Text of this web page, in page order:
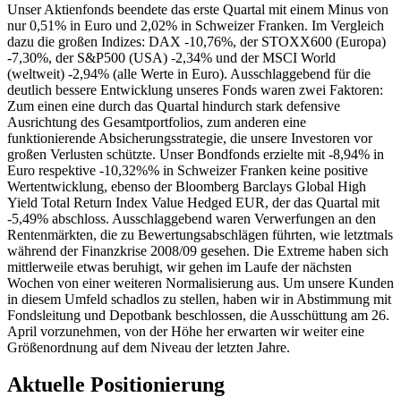
Unser Aktienfonds beendete das erste Quartal mit einem Minus von
nur 0,51% in Euro und 2,02% in Schweizer Franken. Im Vergleich
dazu die großen Indizes: DAX -10,76%, der STOXX600 (Europa)
-7,30%, der S&P500 (USA) -2,34% und der MSCI World
(weltweit) -2,94% (alle Werte in Euro). Ausschlaggebend für die
deutlich bessere Entwicklung unseres Fonds waren zwei Faktoren:
Zum einen eine durch das Quartal hindurch stark defensive
Ausrichtung des Gesamtportfolios, zum anderen eine
funktionierende Absicherungsstrategie, die unsere Investoren vor
großen Verlusten schützte. Unser Bondfonds erzielte mit -8,94% in
Euro respektive -10,32%% in Schweizer Franken keine positive
Wertentwicklung, ebenso der Bloomberg Barclays Global High
Yield Total Return Index Value Hedged EUR, der das Quartal mit
-5,49% abschloss. Ausschlaggebend waren Verwerfungen an den
Rentenmärkten, die zu Bewertungsabschlägen führten, wie letztmals
während der Finanzkrise 2008/09 gesehen. Die Extreme haben sich
mittlerweile etwas beruhigt, wir gehen im Laufe der nächsten
Wochen von einer weiteren Normalisierung aus. Um unsere Kunden
in diesem Umfeld schadlos zu stellen, haben wir in Abstimmung mit
Fondsleitung und Depotbank beschlossen, die Ausschüttung am 26.
April vorzunehmen, von der Höhe her erwarten wir weiter eine
Größenordnung auf dem Niveau der letzten Jahre.
Aktuelle Positionierung